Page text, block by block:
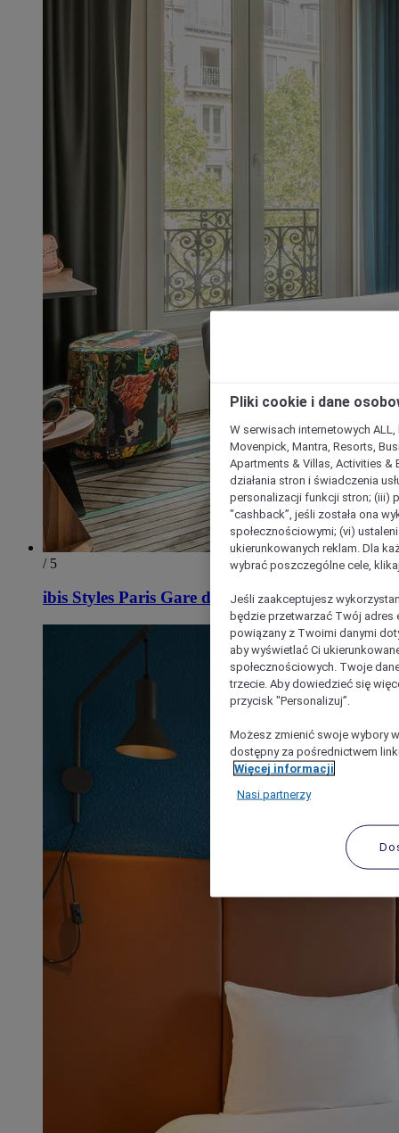
/ 5
ibis Styles Paris Gare de Lyon Bastille
Pliki cookie i dane
W serwisach internetowych
Movenpick, Mantra, Resorts,
Apartments & Villas, Activities &
działania stron i świadczenia
personalizacji funkcji stron; (iii)
"cashback”, jeśli została ona
społecznościowymi; (vi)
ukierunkowanych reklam. Dla
wybrać poszczególne cele,
Jeśli zaakceptujesz
będzie przetwarzać Twój adres
powiązany z Twoimi danymi
aby wyświetlać Ci
społecznościowych. Twoje
trzecie. Aby dowiedzieć się
przycisk "Personalizuj”.
Możesz zmienić swoje wybory
dostępny za pośrednictwem
Więcej informacji
Nasi partnerzy